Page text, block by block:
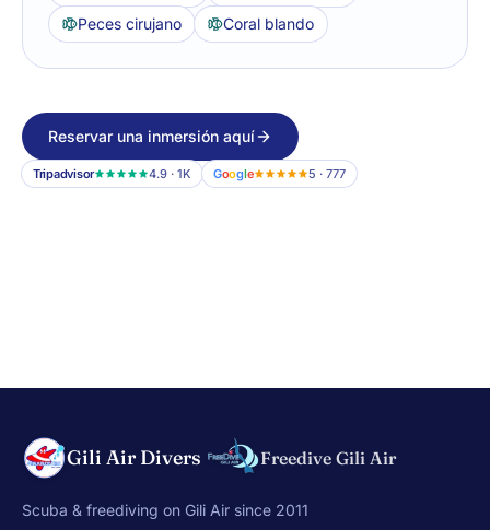
Peces cirujano
Coral blando
Reservar una inmersión aquí
Tripadvisor 4.9 · 1K Google 5 · 777
Gili Air Divers Freedive Gili Air
Scuba & freediving on Gili Air since 2011